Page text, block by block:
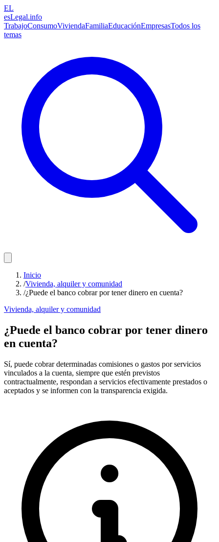
EL
esLegal.info
TrabajoConsumoViviendaFamiliaEducaciónEmpresasTodos los
temas
Inicio
/Vivienda, alquiler y comunidad
/¿Puede el banco cobrar por tener dinero en cuenta?
Vivienda, alquiler y comunidad
¿Puede el banco cobrar por tener dinero
en cuenta?
Sí, puede cobrar determinadas comisiones o gastos por servicios
vinculados a la cuenta, siempre que estén previstos
contractualmente, respondan a servicios efectivamente prestados o
aceptados y se informen con la transparencia exigida.